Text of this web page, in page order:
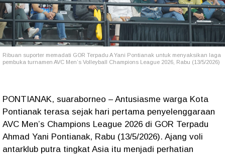
Ribuan suporter memadati GOR Terpadu A Yani Pontianak untuk menyaksikan laga
pembuka turnamen AVC Men’s Volleyball Champions League 2026, Rabu (13/5/2026)
PONTIANAK, suaraborneo – Antusiasme warga Kota
Pontianak terasa sejak hari pertama penyelenggaraan
AVC Men’s Champions League 2026 di GOR Terpadu
Ahmad Yani Pontianak, Rabu (13/5/2026). Ajang voli
antarklub putra tingkat Asia itu menjadi perhatian